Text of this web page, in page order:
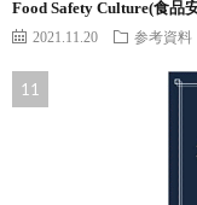
Food Safety Culture(食
2021.11.20 参考資料